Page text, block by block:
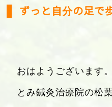
ずっと自分の足で
おはようございます。
とみ鍼灸治療院の松葉